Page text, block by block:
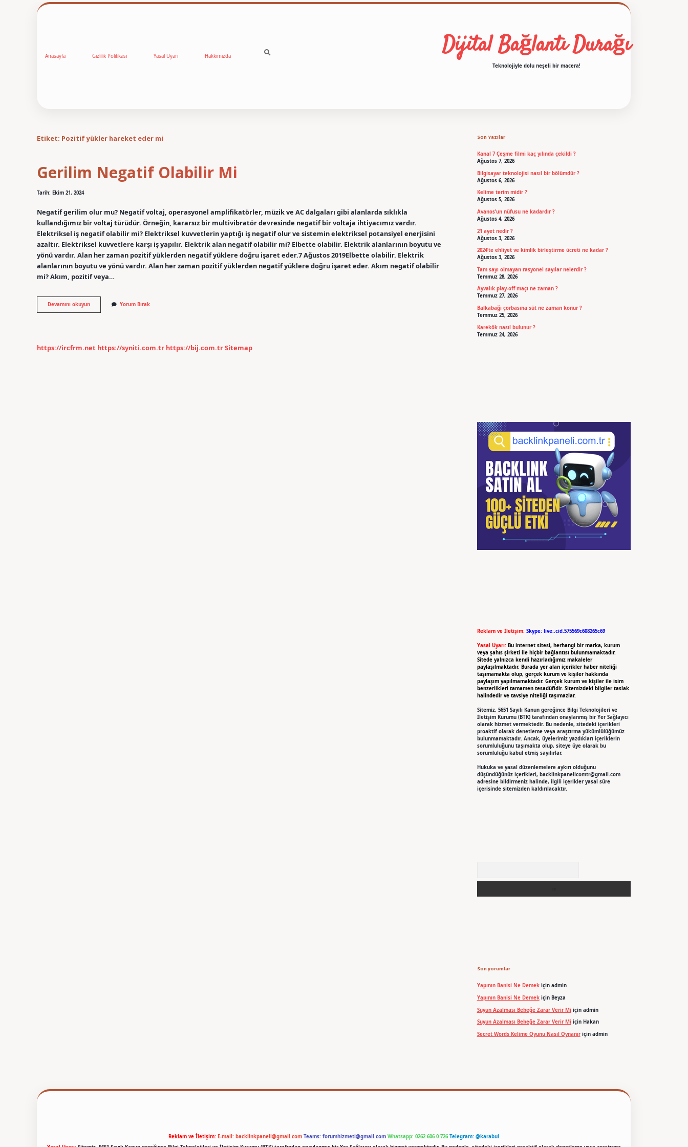
Anasayfa Gizlilik Politikası Yasal Uyarı Hakkımızda Dijital Bağlantı Durağı
Teknolojiyle dolu neşeli bir macera!
Etiket: Pozitif yükler hareket eder mi
Gerilim Negatif Olabilir Mi
Tarih: Ekim 21, 2024
Negatif gerilim olur mu? Negatif voltaj, operasyonel amplifikatörler, müzik ve AC dalgaları gibi alanlarda sıklıkla
kullandığımız bir voltaj türüdür. Örneğin, kararsız bir multivibratör devresinde negatif bir voltaja ihtiyacımız vardır.
Elektriksel iş negatif olabilir mi? Elektriksel kuvvetlerin yaptığı iş negatif olur ve sistemin elektriksel potansiyel enerjisini
azaltır. Elektriksel kuvvetlere karşı iş yapılır. Elektrik alan negatif olabilir mi? Elbette olabilir. Elektrik alanlarının boyutu ve
yönü vardır. Alan her zaman pozitif yüklerden negatif yüklere doğru işaret eder.7 Ağustos 2019Elbette olabilir. Elektrik
alanlarının boyutu ve yönü vardır. Alan her zaman pozitif yüklerden negatif yüklere doğru işaret eder. Akım negatif olabilir
mi? Akım, pozitif veya…
Devamını okuyunGerilim
Negatif
Yorum Bırak
https://ircfrm.net https://syniti.com.tr https://bij.com.trSitemap
Son Yazılar
Kanal 7 Çeşme filmi kaç yılında çekildi ?
Ağustos 7, 2026
Bilgisayar teknolojisi nasıl bir bölümdür ?
Ağustos 6, 2026
Kelime terim midir ?
Ağustos 5, 2026
Avanos’un nüfusu ne kadardır ?
Ağustos 4, 2026
21 ayet nedir ?
Ağustos 3, 2026
2024’te ehliyet ve kimlik birleştirme ücreti ne kadar ?
Ağustos 3, 2026
Tam sayı olmayan rasyonel sayılar nelerdir ?
Temmuz 28, 2026
Ayvalık play-off maçı ne zaman ?
Temmuz 27, 2026
Balkabağı çorbasına süt ne zaman konur ?
Temmuz 25, 2026
Karekök nasıl bulunur ?
Temmuz 24, 2026
Reklam ve İletişim: Skype: live:.cid.575569c608265c69
Yasal Uyarı: Bu internet sitesi, herhangi bir marka, kurum
veya şahıs şirketi ile hiçbir bağlantısı bulunmamaktadır.
Sitede yalnızca kendi hazırladığımız makaleler
paylaşılmaktadır. Burada yer alan içerikler haber niteliği
taşımamakta olup, gerçek kurum ve kişiler hakkında
paylaşım yapılmamaktadır. Gerçek kurum ve kişiler ile isim
benzerlikleri tamamen tesadüfidir. Sitemizdeki bilgiler taslak
halindedir ve tavsiye niteliği taşımazlar.
Sitemiz, 5651 Sayılı Kanun gereğince Bilgi Teknolojileri ve
İletişim Kurumu (BTK) tarafından onaylanmış bir Yer Sağlayıcı
olarak hizmet vermektedir. Bu nedenle, sitedeki içerikleri
proaktif olarak denetleme veya araştırma yükümlülüğümüz
bulunmamaktadır. Ancak, üyelerimiz yazdıkları içeriklerin
sorumluluğunu taşımakta olup, siteye üye olarak bu
sorumluluğu kabul etmiş sayılırlar.
Hukuka ve yasal düzenlemelere aykırı olduğunu
düşündüğünüz içerikleri, backlinkpanelicomtr@gmail.com
adresine bildirmeniz halinde, ilgili içerikler yasal süre
içerisinde sitemizden kaldırılacaktır.
Son yorumlar
Yapının Banisi Ne Demekiçin admin
Yapının Banisi Ne Demekiçin Beyza
Suyun Azalması Bebeğe Zarar Verir Miiçin admin
Suyun Azalması Bebeğe Zarar Verir Miiçin Hakan
Secret Words Kelime Oyunu Nasıl Oynanıriçin admin
Reklam ve İletişim: E-mail: backlinkpaneli@gmail.com Teams: forumhizmeti@gmail.com Whatsapp: 0262 606 0 726 Telegram: @karabul